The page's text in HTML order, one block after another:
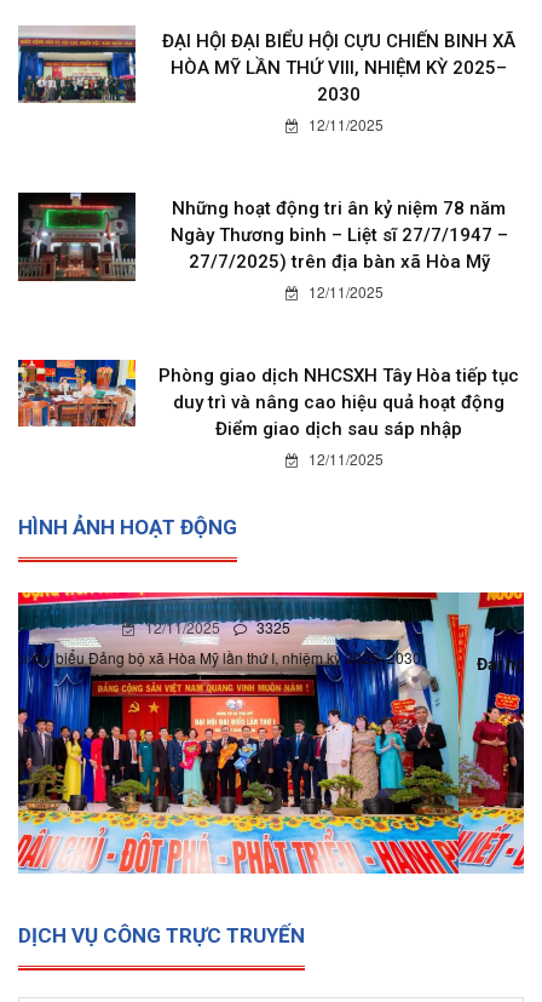
ĐẠI HỘI ĐẠI BIỂU HỘI CỰU CHIẾN BINH XÃ
HÒA MỸ LẦN THỨ VIII, NHIỆM KỲ 2025–
2030
12/11/2025
Những hoạt động tri ân kỷ niệm 78 năm
Ngày Thương binh – Liệt sĩ 27/7/1947 –
27/7/2025) trên địa bàn xã Hòa Mỹ
12/11/2025
Phòng giao dịch NHCSXH Tây Hòa tiếp tục
duy trì và nâng cao hiệu quả hoạt động
Điểm giao dịch sau sáp nhập
12/11/2025
HÌNH ẢNH HOẠT ĐỘNG
12/11/2025 0
Đại hội đại biểu Đảng bộ xã Hòa Mỹ lần thứ I, nhiệm kỳ 2025-
2030
DỊCH VỤ CÔNG TRỰC TRUYẾN